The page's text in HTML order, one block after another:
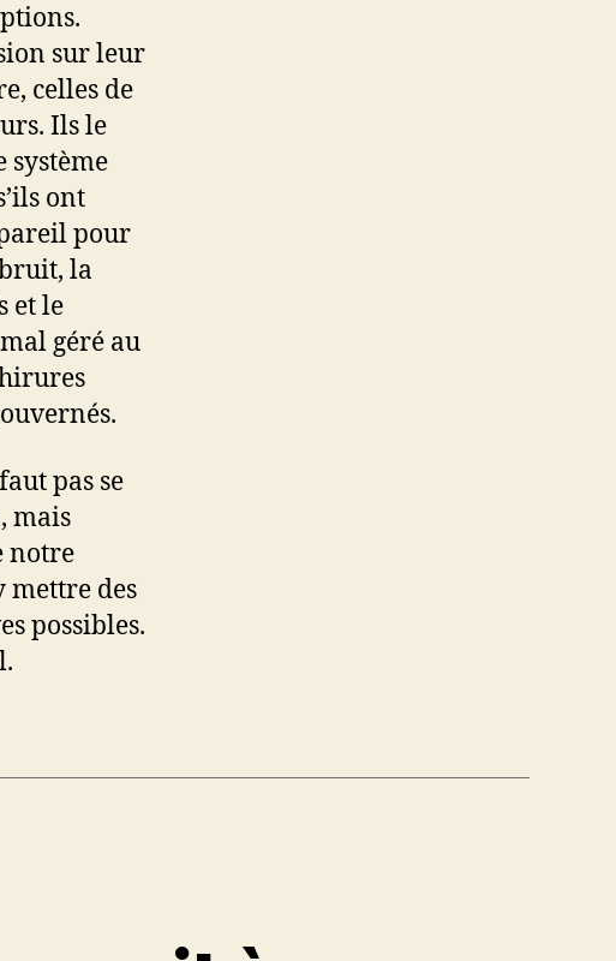
sur leur
celles de
Ils le
système
ont
pour
la
et le
géré au
pas se
mais
notre
mettre des
possibles.